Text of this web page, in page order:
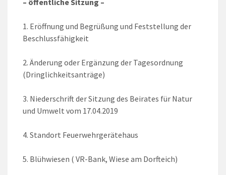
– öffentliche Sitzung –
1. Eröffnung und Begrüßung und Feststellung der
Beschlussfähigkeit
2. Änderung oder Ergänzung der Tagesordnung
(Dringlichkeitsanträge)
3. Niederschrift der Sitzung des Beirates für Natur
und Umwelt vom 17.04.2019
4. Standort Feuerwehrgerätehaus
5. Blühwiesen ( VR-Bank, Wiese am Dorfteich)